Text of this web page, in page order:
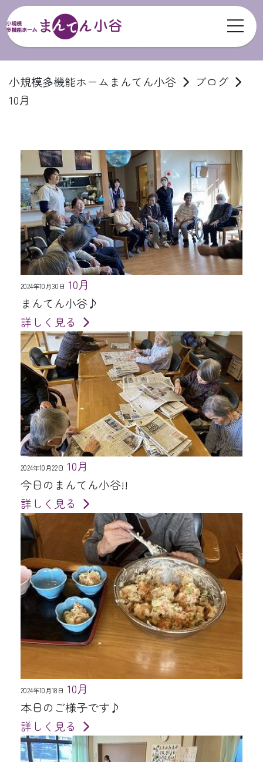
小規模多機能ホームまんてん小谷
ブログ
10月
2024年10月30日 10月
まんてん小谷♪
詳しく見る
2024年10月22日 10月
今日のまんてん小谷!!
詳しく見る
2024年10月18日 10月
本日のご様子です♪
詳しく見る